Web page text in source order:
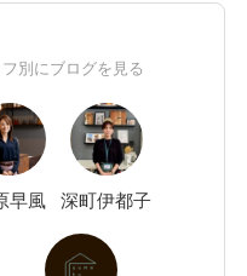
フ別にブログを見る
早風 深町伊都子